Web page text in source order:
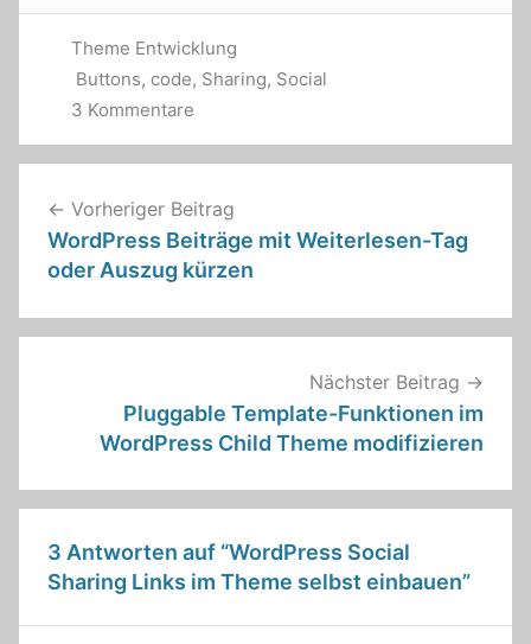
Theme Entwicklung
Buttons, code, Sharing, Social
3 Kommentare
Vorheriger Beitrag
WordPress Beiträge mit Weiterlesen-Tag
oder Auszug kürzen
Nächster Beitrag
Pluggable Template-Funktionen im
WordPress Child Theme modifizieren
3 Antworten auf “WordPress Social
Sharing Links im Theme selbst einbauen”